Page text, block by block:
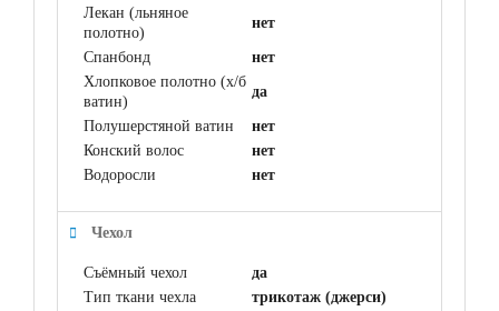
Лекан (льняное
полотно)
нет
Спанбонд
нет
Хлопковое полотно (х/б
ватин)
да
Полушерстяной ватин
нет
Конский волос
нет
Водоросли
нет
Чехол
Съёмный чехол
да
Тип ткани чехла
трикотаж (джерси)